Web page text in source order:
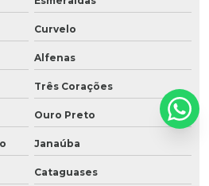
Curvelo
Alfenas
Três Corações
Ouro Preto
Janaúba
Cataguases